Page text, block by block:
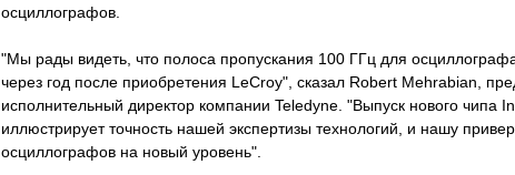
осциллографов.
"Мы рады видеть, что полоса пропускания 100 ГГц для
через год после приобретения LeCroy", сказал Robert Mehrabian,
исполнительный директор компании Teledyne. "Выпуск нового чипа
иллюстрирует точность нашей экспертизы технологий, и нашу
осциллографов на новый уровень".